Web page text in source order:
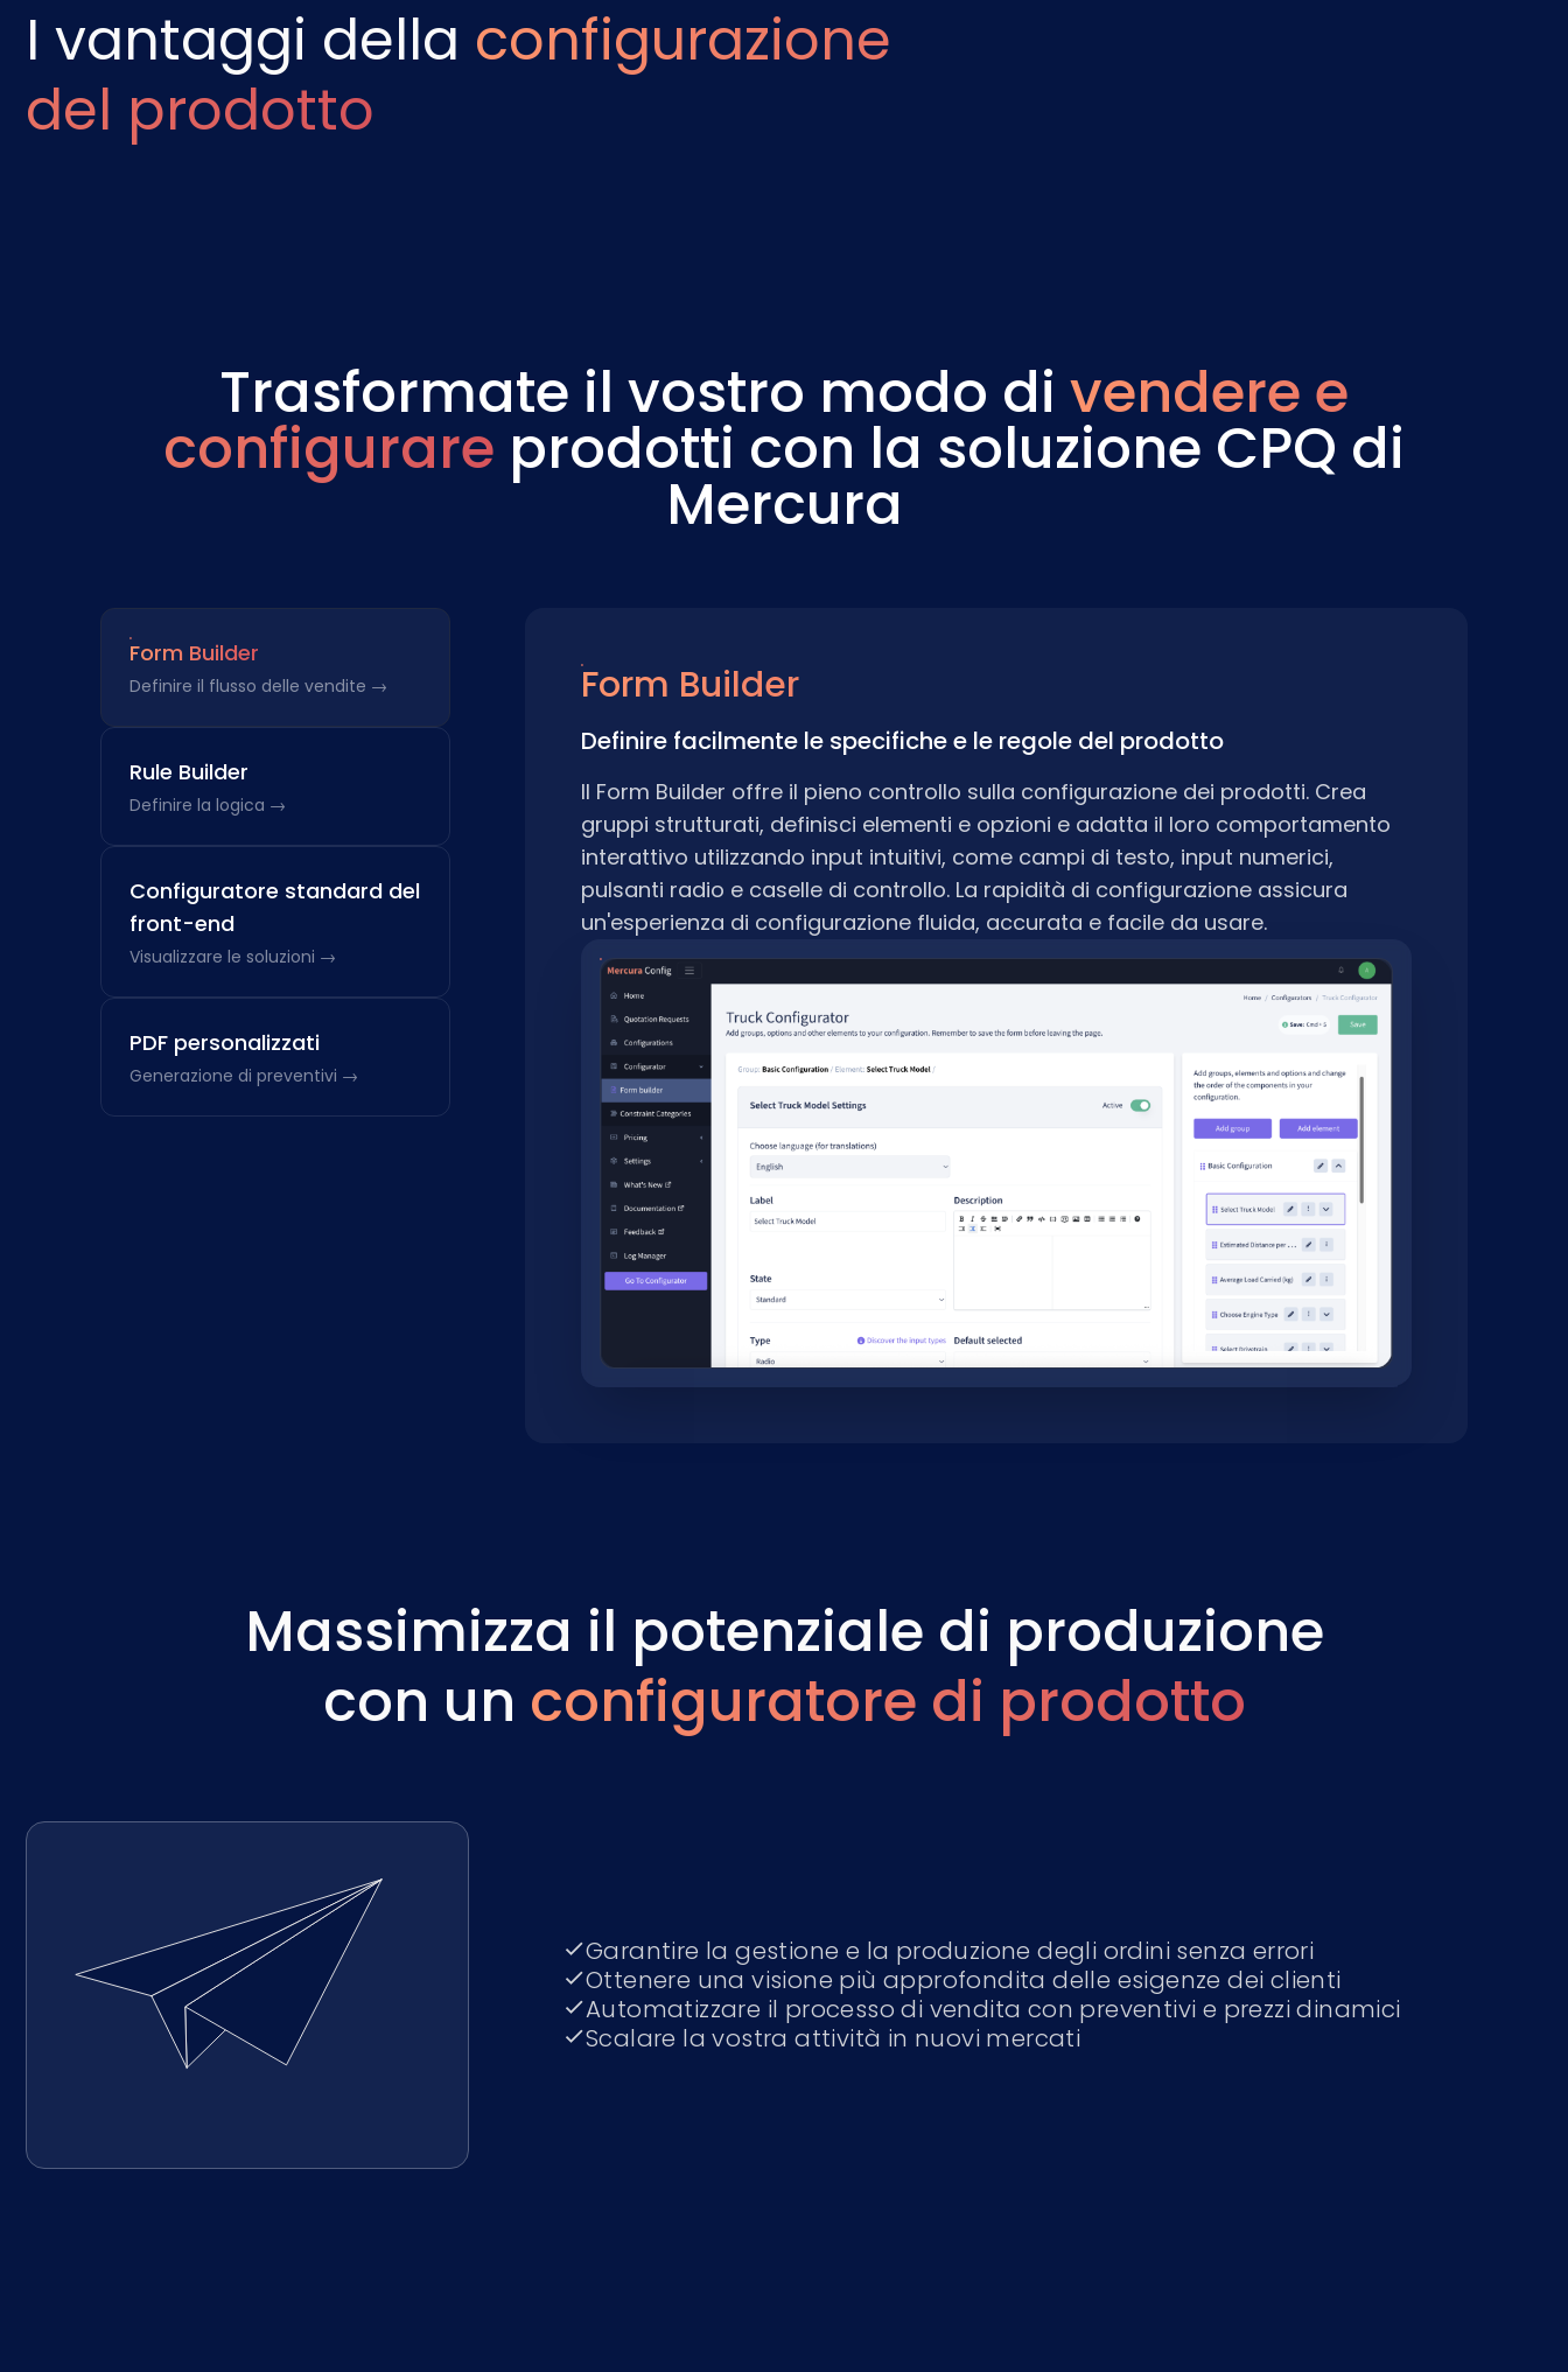
I vantaggi della configurazione
del prodotto
Trasformate il vostro modo di vendere e
configurare prodotti con la soluzione CPQ di
Mercura
Form Builder
Definire il flusso delle vendite →
Rule Builder
Definire la logica →
Configuratore standard del
front-end
Visualizzare le soluzioni →
PDF personalizzati
Generazione di preventivi →
Form Builder
Definire facilmente le specifiche e le regole del prodotto
Il Form Builder offre il pieno controllo sulla configurazione dei prodotti. Crea
gruppi strutturati, definisci elementi e opzioni e adatta il loro comportamento
interattivo utilizzando input intuitivi, come campi di testo, input numerici,
pulsanti radio e caselle di controllo. La rapidità di configurazione assicura
un'esperienza di configurazione fluida, accurata e facile da usare.
Massimizza il potenziale di produzione
con un configuratore di prodotto
Garantire la gestione e la produzione degli ordini senza errori
Ottenere una visione più approfondita delle esigenze dei clienti
Automatizzare il processo di vendita con preventivi e prezzi dinamici
Scalare la vostra attività in nuovi mercati